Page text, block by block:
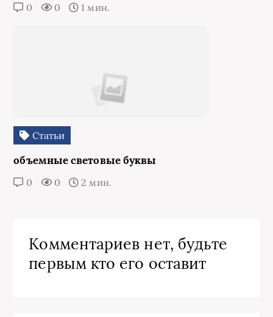
0 0 1 мин.
Статьи
объемные световые буквы
0 0 2 мин.
Комментариев нет, будьте
первым кто его оставит